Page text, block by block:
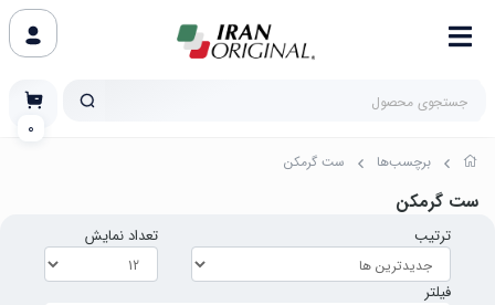
برچسب‌ها ست گرمکن
ست گرمکن
ترتیب تعداد نمایش
فیلتر
0